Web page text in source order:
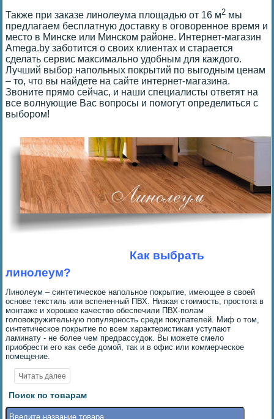
Также при заказе линолеума площадью от 16 м2 мы
предлагаем бесплатную доставку в оговоренное время и
место в Минске или Минском районе. Интернет-магазин
Amega.by заботится о своих клиентах и старается
сделать сервис максимально удобным для каждого.
Лучший выбор напольных покрытий по выгодным ценам
– то, что вы найдете на сайте интернет-магазина.
Звоните прямо сейчас, и наши специалисты ответят на
все волнующие Вас вопросы и помогут определиться с
выбором!
Как выбрать
линолеум?
Линолеум – синтетическое напольное покрытие, имеющее в своей
основе текстиль или вспененный ПВХ. Низкая стоимость, простота в
монтаже и хорошее качество обеспечили ПВХ-полам
головокружительную популярность среди покупателей. Миф о том,
синтетическое покрытие по всем характеристикам уступают
ламинату - не более чем предрассудок. Вы можете смело
приобрести его как себе домой, так и в офис или коммерческое
помещение.
Поиск по товарам